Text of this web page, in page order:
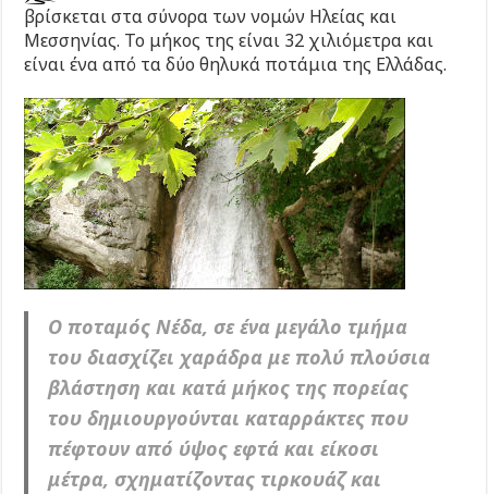
βρίσκεται στα σύνορα των νομών Ηλείας και
Μεσσηνίας. Το μήκος της είναι 32 χιλιόμετρα και
είναι ένα από τα δύο θηλυκά ποτάμια της Ελλάδας.
Ο ποταμός Νέδα, σε ένα μεγάλο τμήμα
του διασχίζει χαράδρα με πολύ πλούσια
βλάστηση και κατά μήκος της πορείας
του δημιουργούνταικαταρράκτες που
πέφτουν από ύψος εφτά και είκοσι
μέτρα, σχηματίζοντας τιρκουάζ και